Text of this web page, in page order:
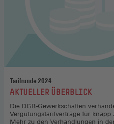
Tarifrunde 2024
:AKTUELLER ÜBERBLICK
Die DGB-Gewerkschaften
Vergütungstarifverträge für knapp
Mehr zu den Verhandlungen in